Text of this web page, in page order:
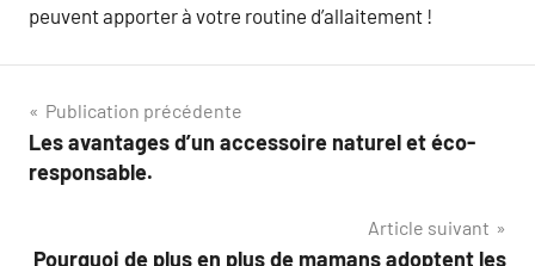
peuvent apporter à votre routine d’allaitement !
Navigation
de
Publication précédente
Les avantages d’un accessoire naturel et éco-
responsable.
Article suivant
Pourquoi de plus en plus de mamans adoptent les